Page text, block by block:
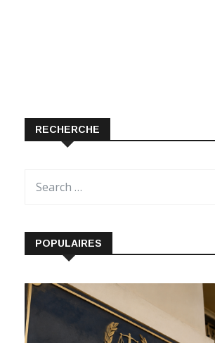
RECHERCHE
POPULAIRES